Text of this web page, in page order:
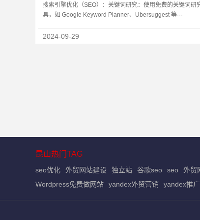
搜索引擎优化（SEO）：关键词研究：使用免费的关键词研
具，如 Google Keyword Planner、Ubersuggest 等···
2024-09-29
昆山热门TAG
seo优化 外贸网站建设 独立站 谷歌seo seo 外贸
Wordpress免费做网站
yandex外贸营销 yandex推广